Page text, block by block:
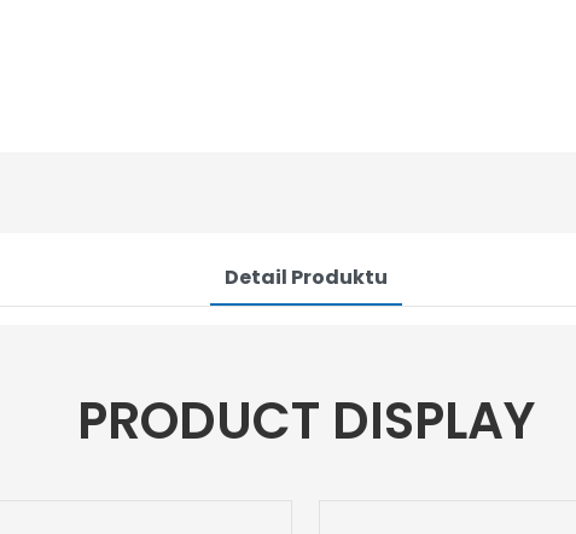
Detail Produktu
PRODUCT DISPLAY